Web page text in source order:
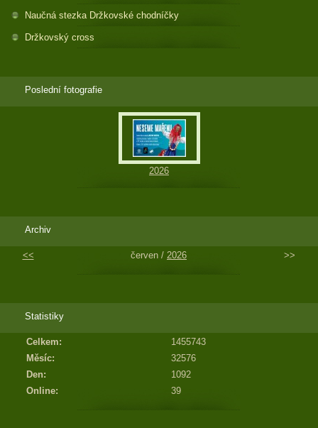
Naučná stezka Držkovské chodníčky
Držkovský cross
Poslední fotografie
2026
Archiv
<< červen / 2026 >>
Statistiky
Online: 39
Celkem:
1455743
Měsíc:
32576
Den:
1092